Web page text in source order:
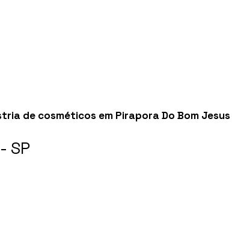
de cosméticos em Pirapora Do Bom Jesus
SP